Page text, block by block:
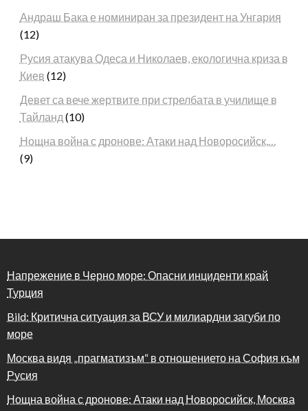
Андраш Бака е номиниран за президент на Унгария
(12)
Русия атакува Одеса и Николаев, екологична криза в
Киев (12)
Девет са вече жертвите при стрелбата в училище в
Тайланд (10)
Нощна война с дронове: Атаки над Новоросийск,…
(9)
Напрежение в Черно море: Опасни инциденти край
Турция
Bild: Критична ситуация за ВСУ и милиардни загуби по
море
Москва видя „прагматизъм“ в отношението на София към
Русия
Нощна война с дронове: Атаки над Новоросийск, Москва